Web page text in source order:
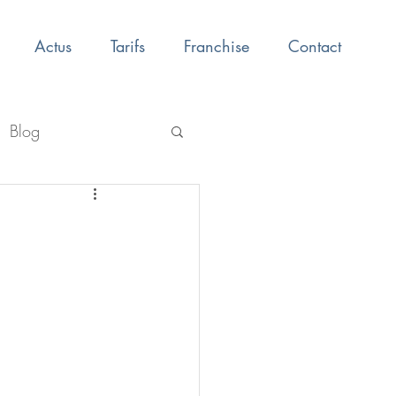
Actus Tarifs Franchise Contact
Blog